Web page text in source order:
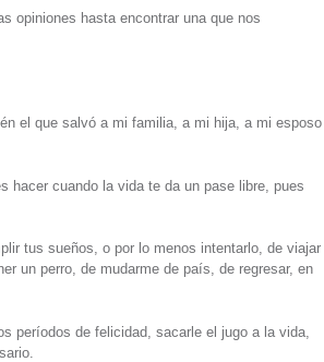
opiniones hasta encontrar una que nos
el que salvó a mi familia, a mi hija, a mi esposo
hacer cuando la vida te da un pase libre, pues
tus sueños, o por lo menos intentarlo, de viajar
un perro, de mudarme de país, de regresar, en
períodos de felicidad, sacarle el jugo a la vida,